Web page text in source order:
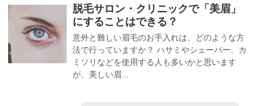
脱毛サロン・クリニックで「美眉」
にすることはできる？
意外と難しい眉毛のお手入れは、どのような方
法で行っていますか？ ハサミやシェーバー、カ
ミソリなどを使用する人も多いかと思います
が、美しい眉...